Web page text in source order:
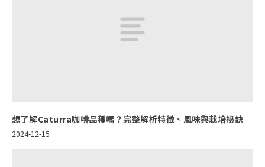
想了解Caturra咖啡品種嗎？完整解析特徵、風味與栽培祕訣
2024-12-15